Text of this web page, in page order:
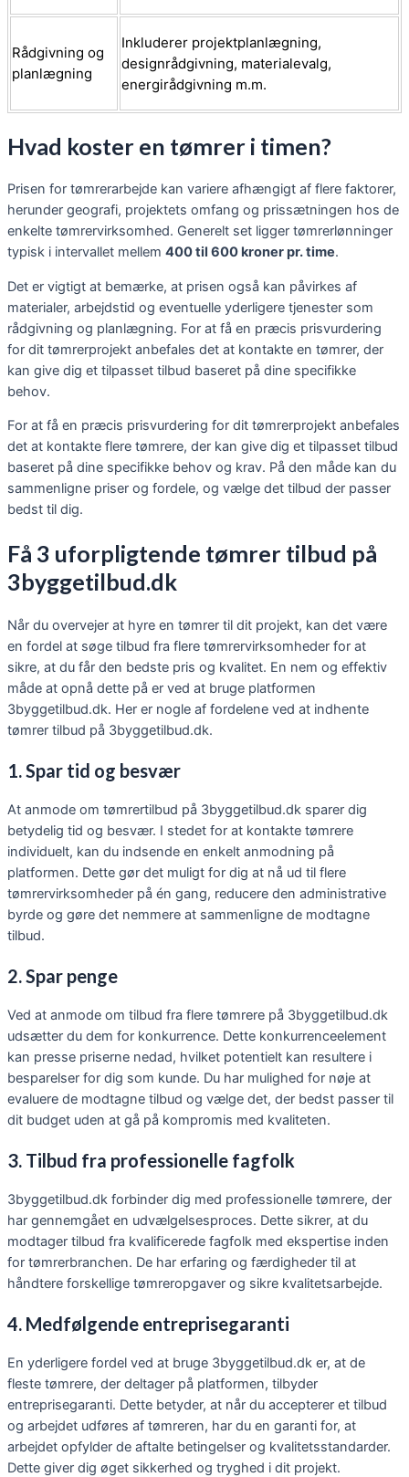
Rådgivning og
planlægning
Inkluderer projektplanlægning,
designrådgivning, materialevalg,
energirådgivning m.m.
Hvad koster en tømrer i timen?
Prisen for tømrerarbejde kan variere afhængigt af flere faktorer,
herunder geografi, projektets omfang og prissætningen hos de
enkelte tømrervirksomhed. Generelt set ligger tømrerlønninger
typisk i intervallet mellem 400 til 600 kroner pr. time.
Det er vigtigt at bemærke, at prisen også kan påvirkes af
materialer, arbejdstid og eventuelle yderligere tjenester som
rådgivning og planlægning. For at få en præcis prisvurdering
for dit tømrerprojekt anbefales det at kontakte en tømrer, der
kan give dig et tilpasset tilbud baseret på dine specifikke
behov.
For at få en præcis prisvurdering for dit tømrerprojekt anbefales
det at kontakte flere tømrere, der kan give dig et tilpasset tilbud
baseret på dine specifikke behov og krav. På den måde kan du
sammenligne priser og fordele, og vælge det tilbud der passer
bedst til dig.
Få 3 uforpligtende tømrer tilbud på
3byggetilbud.dk
Når du overvejer at hyre en tømrer til dit projekt, kan det være
en fordel at søge tilbud fra flere tømrervirksomheder for at
sikre, at du får den bedste pris og kvalitet. En nem og effektiv
måde at opnå dette på er ved at bruge platformen
3byggetilbud.dk. Her er nogle af fordelene ved at indhente
tømrer tilbud på 3byggetilbud.dk.
1. Spar tid og besvær
At anmode om tømrertilbud på 3byggetilbud.dk sparer dig
betydelig tid og besvær. I stedet for at kontakte tømrere
individuelt, kan du indsende en enkelt anmodning på
platformen. Dette gør det muligt for dig at nå ud til flere
tømrervirksomheder på én gang, reducere den administrative
byrde og gøre det nemmere at sammenligne de modtagne
tilbud.
2. Spar penge
Ved at anmode om tilbud fra flere tømrere på 3byggetilbud.dk
udsætter du dem for konkurrence. Dette konkurrenceelement
kan presse priserne nedad, hvilket potentielt kan resultere i
besparelser for dig som kunde. Du har mulighed for nøje at
evaluere de modtagne tilbud og vælge det, der bedst passer til
dit budget uden at gå på kompromis med kvaliteten.
3. Tilbud fra professionelle fagfolk
3byggetilbud.dk forbinder dig med professionelle tømrere, der
har gennemgået en udvælgelsesproces. Dette sikrer, at du
modtager tilbud fra kvalificerede fagfolk med ekspertise inden
for tømrerbranchen. De har erfaring og færdigheder til at
håndtere forskellige tømreropgaver og sikre kvalitetsarbejde.
4. Medfølgende entreprisegaranti
En yderligere fordel ved at bruge 3byggetilbud.dk er, at de
fleste tømrere, der deltager på platformen, tilbyder
entreprisegaranti. Dette betyder, at når du accepterer et tilbud
og arbejdet udføres af tømreren, har du en garanti for, at
arbejdet opfylder de aftalte betingelser og kvalitetsstandarder.
Dette giver dig øget sikkerhed og tryghed i dit projekt.